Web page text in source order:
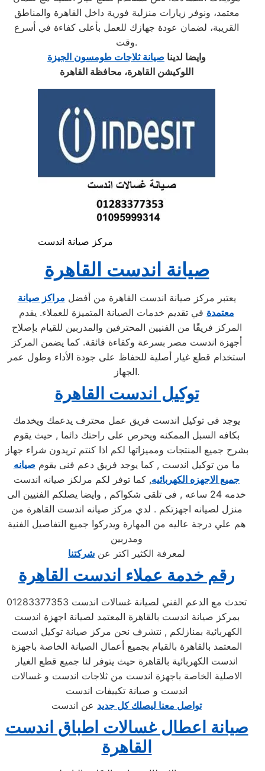
معتمد، ونوفر زيارات منزلية فورية داخل القاهرة والمناطق
القريبة، لضمان عودة جهازك للعمل بأعلى كفاءة في أسرع
وقت.
وايضا لدينا صيانة ثلاجات طومسون الجيزة
اللوكيشن القاهرة، محافظة القاهرة
مركز صيانة اندست
صيانة اندست القاهرة
يعتبر مركز صيانة اندست القاهرة من أفضل مراكز صيانة
معتمدة في تقديم خدمات الصيانة المتميزة للعملاء. يقدم
المركز فريقًا من الفنيين المحترفين والمدربين للقيام بإصلاح
أجهزة اندست مصر بسرعة وكفاءة فائقة. كما يضمن المركز
استخدام قطع غيار أصلية للحفاظ على جودة الأداء وطول عمر
الجهاز.
توكيل اندست القاهرة
يوجد فى توكيل اندست فريق عمل محترف يدعمك ويخدمك
بكافه السبل الممكنه ويحرص على راحتك دائما , حيث يقوم
بشرح جميع المنتجات ومميزاتها لكم اذا كنتم تريدون شراء جهاز
ما من توكيل اندست , كما يوجد فريق دعم فنى يقوم صيانه
جميع الاجهزه الكهربائيه, كما توفر لكم مرلكز صيانه اندست
خدمه 24 ساعه , فى تلقى شكواكم , وايضا يصلكم الفنيين الى
منزل لصيانه اجهزتكم . لدي مركز صيانه اندست القاهرة من
هم علي درجة عاليه من المهارة ويدركوا جميع التفاصيل الفنية
ومدربين
لمعرفة الكثير اكتر عن شركتنا
رقم خدمة عملاء اندست القاهرة
تحدث مع الدعم الفني لصيانة غسالات اندست 01283377353
بمركز صيانة اندست بالقاهرة المعتمد لصيانة اجهزة اندست
الكهربائية بمنازلكم , نتشرف نحن مركز صيانة توكيل اندست
المعتمد بالقاهرة بالقيام بجميع أعمال الصيانة الخاصة باجهزة
اندست الكهربائية بالقاهرة حيث يتوفر لنا جميع قطع الغيار
الاصلية الخاصة باجهزة اندست من ثلاجات اندست و غسالات
اندست و صيانة تكييفات اندست
تواصل معنا ليصلك كل جديد عن اندست
صيانة اعطال غسالات اطباق اندست
القاهرة